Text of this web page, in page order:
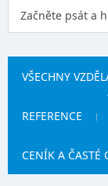
VŠECHNY
REFERENCE
CENÍK A ČASTÉ